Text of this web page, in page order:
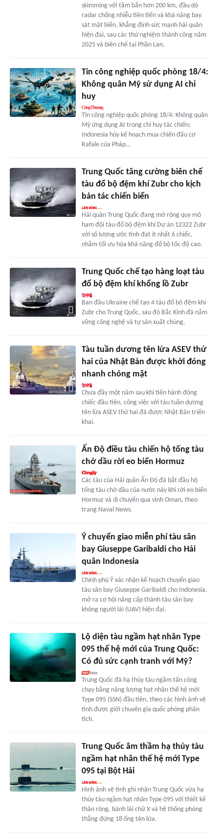
skimming với tầm bắn hơn 200 km, đầu dò
radar chống nhiễu tiên tiến và khả năng bay
sát mặt biển, khẳng định sức mạnh hải quân
hiện đại, sau các thử nghiệm thành công năm
2025 và biên chế tại Phần Lan.
Tin công nghiệp quốc phòng 18/4:
Không quân Mỹ sử dụng AI chỉ
huy
Tin công nghiệp quốc phòng 18/4: Không quân
Mỹ ứng dụng AI trong chỉ huy tác chiến;
Indonesia hủy kế hoạch mua chiến đấu cơ
Rafale của Pháp…
Trung Quốc tăng cường biên chế
tàu đổ bộ đệm khí Zubr cho kịch
bản tác chiến biển
Hải quân Trung Quốc đang mở rộng quy mô
hạm đội tàu đổ bộ đệm khí Dự án 12322 Zubr
với số lượng ước tính đạt ít nhất 6 chiếc,
nhằm tối ưu hóa khả năng đổ bộ tốc độ cao.
Trung Quốc chế tạo hàng loạt tàu
đổ bộ đệm khí khổng lồ Zubr
Ban đầu Ukraine chế tạo 4 tàu đổ bộ đệm khí
Zubr cho Trung Quốc, sau đó Bắc Kinh đã nắm
vững công nghệ và tự sản xuất chúng.
Tàu tuần dương tên lửa ASEV thứ
hai của Nhật Bản được khởi đóng
nhanh chóng mặt
Chưa đầy một năm sau khi tiến hành đóng
chiếc đầu tiên, công việc với tàu tuần dương
tên lửa ASEV thứ hai đã được Nhật Bản triển
khai.
Ấn Độ điều tàu chiến hộ tống tàu
chở dầu rời eo biển Hormuz
Các tàu của Hải quân Ấn Độ đã bắt đầu hộ
tống tàu chở dầu của nước này khi rời eo biển
Hormuz và di chuyển qua vịnh Oman, theo
trang Naval News.
Ý chuyển giao miễn phí tàu sân
bay Giuseppe Garibaldi cho Hải
quân Indonesia
Chính phủ Ý xác nhận kế hoạch chuyển giao
tàu sân bay Giuseppe Garibaldi cho Indonesia,
mở ra cơ hội nâng cấp thành tàu sân bay
không người lái (UAV) hiện đại.
Lộ diện tàu ngầm hạt nhân Type
095 thế hệ mới của Trung Quốc:
Có đủ sức cạnh tranh với Mỹ?
Trung Quốc đã hạ thủy tàu ngầm tấn công
chạy bằng năng lượng hạt nhân thế hệ mới
Type 095 (SSN) đầu tiên, theo các hình ảnh vệ
tinh được giới chuyên gia quốc phòng phân
tích.
Trung Quốc âm thầm hạ thủy tàu
ngầm hạt nhân thế hệ mới Type
095 tại Bột Hải
Hình ảnh vệ tinh ghi nhận Trung Quốc vừa hạ
thủy tàu ngầm hạt nhân Type 095 với thiết kế
thân rộng, bánh lái chữ X và hệ thống phóng
thẳng đứng 18 ống tên lửa.